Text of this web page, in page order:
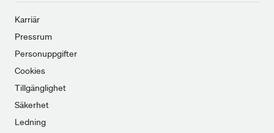
Karriär
Pressrum
Personuppgifter
Cookies
Tillgänglighet
Säkerhet
Ledning